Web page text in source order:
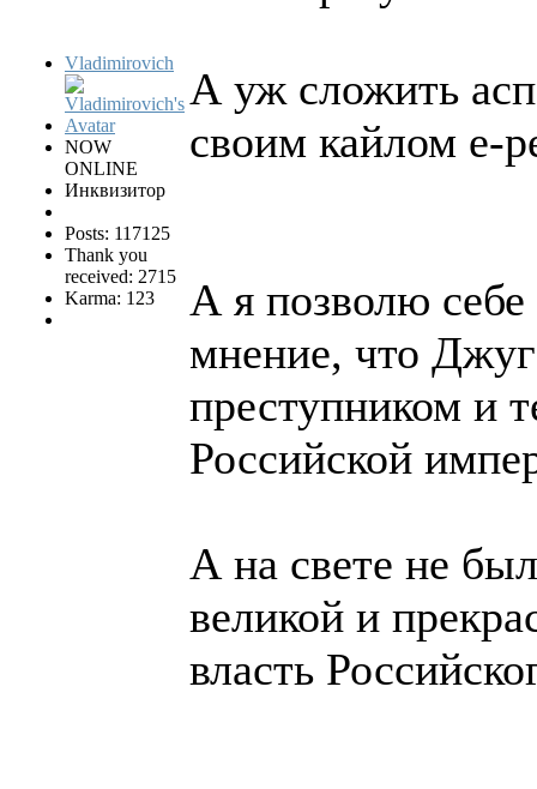
Vladimirovich
NOW
ONLINE
Инквизитор
Posts: 117125
Thank you
received: 2715
Karma: 123
А уж сложить
своим кайлом е-
А я позволю себе
мнение, что
преступником и
Российской
А на свете не
великой и
власть